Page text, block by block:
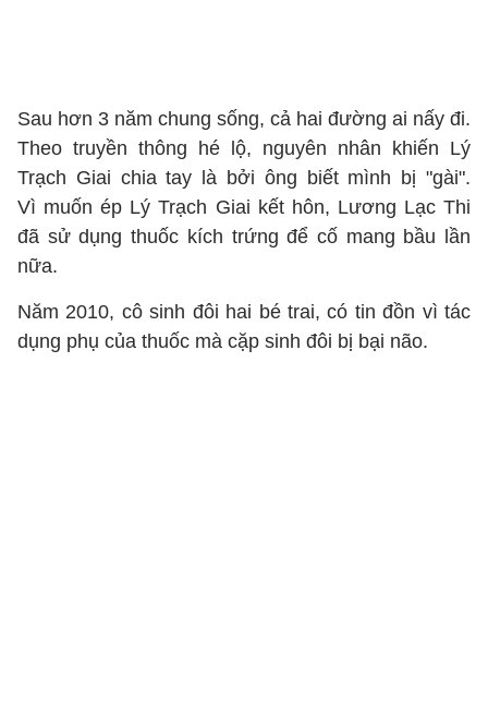
Sau hơn 3 năm chung sống, cả hai đường ai nấy đi.
Theo truyền thông hé lộ, nguyên nhân khiến Lý
Trạch Giai chia tay là bởi ông biết mình bị "gài".
Vì muốn ép Lý Trạch Giai kết hôn, Lương Lạc Thi
đã sử dụng thuốc kích trứng để cố mang bầu lần
nữa.
Năm 2010, cô sinh đôi hai bé trai, có tin đồn vì tác
dụng phụ của thuốc mà cặp sinh đôi bị bại não.